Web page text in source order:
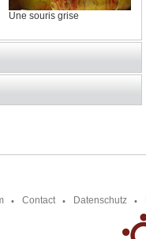
Une souris grise
Contact Datenschutz